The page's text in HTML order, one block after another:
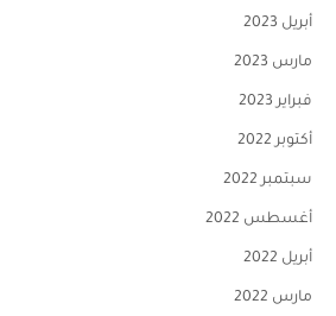
أبريل 2023
مارس 2023
فبراير 2023
أكتوبر 2022
سبتمبر 2022
أغسطس 2022
أبريل 2022
مارس 2022